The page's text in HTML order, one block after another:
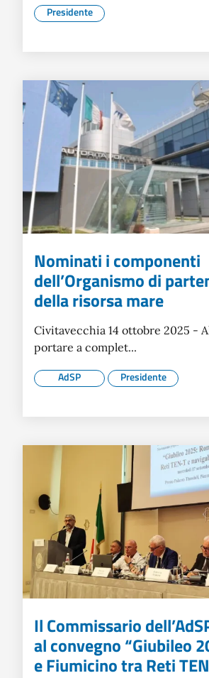
Presidente
Nominati i componenti
dell’Organismo di
della risorsa mare
Civitavecchia 14 ottobre 2025 -
portare a complet...
AdSP Presidente
Il Commissario
al convegno “Giubileo
e Fiumicino tra Reti